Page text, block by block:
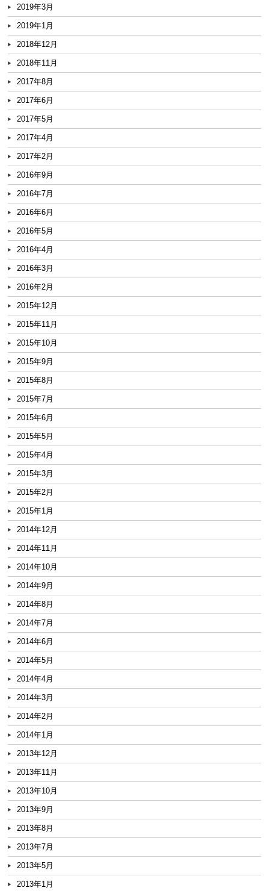
2019年3月
2019年1月
2018年12月
2018年11月
2017年8月
2017年6月
2017年5月
2017年4月
2017年2月
2016年9月
2016年7月
2016年6月
2016年5月
2016年4月
2016年3月
2016年2月
2015年12月
2015年11月
2015年10月
2015年9月
2015年8月
2015年7月
2015年6月
2015年5月
2015年4月
2015年3月
2015年2月
2015年1月
2014年12月
2014年11月
2014年10月
2014年9月
2014年8月
2014年7月
2014年6月
2014年5月
2014年4月
2014年3月
2014年2月
2014年1月
2013年12月
2013年11月
2013年10月
2013年9月
2013年8月
2013年7月
2013年5月
2013年1月